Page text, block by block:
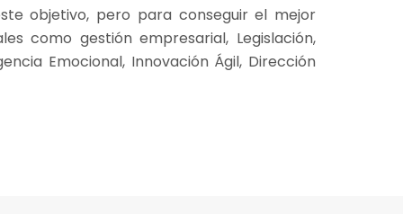
objetivo, pero para conseguir el mejor
como gestión empresarial, Legislación,
Emocional, Innovación Ágil, Dirección